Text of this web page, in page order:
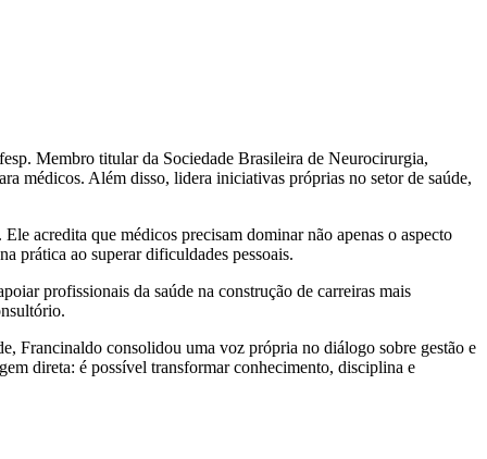
Membro titular da Sociedade Brasileira de Neurocirurgia,
médicos. Além disso, lidera iniciativas próprias no setor de saúde,
acredita que médicos precisam dominar não apenas o aspecto
prática ao superar dificuldades pessoais.
profissionais da saúde na construção de carreiras mais
Francinaldo consolidou uma voz própria no diálogo sobre gestão e
direta: é possível transformar conhecimento, disciplina e